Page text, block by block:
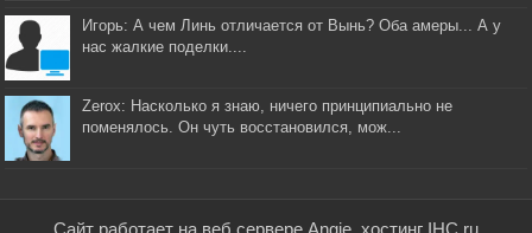
Игорь: А чем Линь отличается от Вынь? Оба амеры... А у
нас жалкие поделки....
Zerox: Насколько я знаю, ничего принципиально не
поменялось. Он чуть восстановился, мож...
Сайт работает на веб сервере Angie, хостинг IHC.ru